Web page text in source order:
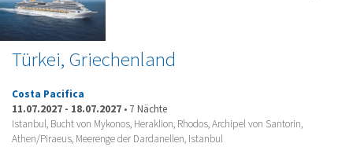
Türkei, Griechenland
Costa Pacifica
11.07.2027 - 18.07.2027 • 7 Nächte
Istanbul, Bucht von Mykonos, Heraklion, Rhodos, Archipel von Santorin,
Athen/Piraeus, Meerenge der Dardanellen, Istanbul